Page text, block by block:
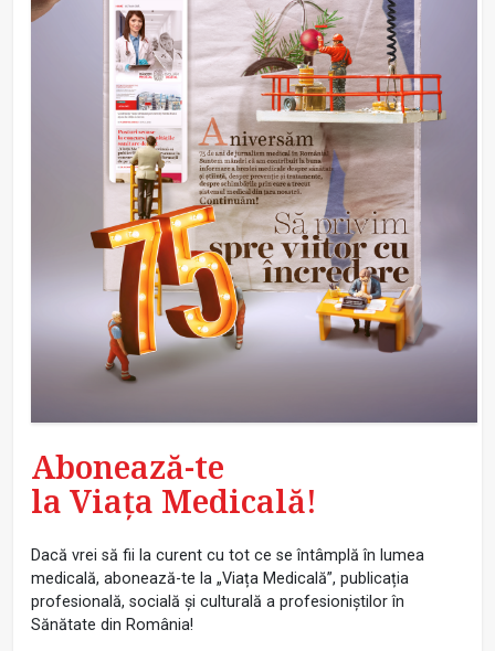
Abonează-te
la Viața Medicală!
Dacă vrei să fii la curent cu tot ce se întâmplă în lumea
medicală, abonează-te la „Viața Medicală”, publicația
profesională, socială și culturală a profesioniștilor în
Sănătate din România!